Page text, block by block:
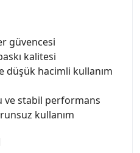
güvencesi
kalitesi
düşük hacimli kullanım
ve stabil performans
kullanım